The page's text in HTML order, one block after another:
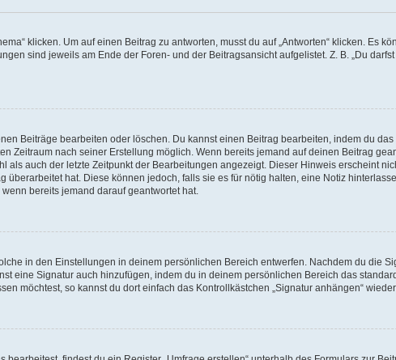
klicken. Um auf einen Beitrag zu antworten, musst du auf „Antworten“ klicken. Es
sind jeweils am Ende der Foren- und der Beitragsansicht aufgelistet. Z. B. „Du
Beiträge bearbeiten oder löschen. Du kannst einen Beitrag bearbeiten, indem du das
Zeitraum nach seiner Erstellung möglich. Wenn bereits jemand auf deinen Beitrag
als auch der letzte Zeitpunkt der Bearbeitungen angezeigt. Dieser Hinweis erscheint
hat. Diese können jedoch, falls sie es für nötig halten, eine Notiz
bereits jemand darauf geantwortet hat.
in den Einstellungen in deinem persönlichen Bereich entwerfen. Nachdem du die
eine Signatur auch hinzufügen, indem du in deinem persönlichen Bereich das
möchtest, so kannst du dort einfach das Kontrollkästchen „Signatur anhängen“